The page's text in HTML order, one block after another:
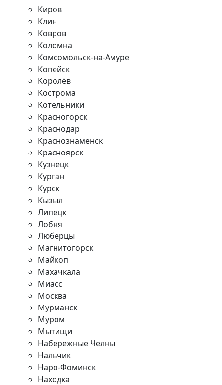
Киров
Клин
Ковров
Коломна
Комсомольск-на-Амуре
Копейск
Королёв
Кострома
Котельники
Красногорск
Краснодар
Краснознаменск
Красноярск
Кузнецк
Курган
Курск
Кызыл
Липецк
Лобня
Люберцы
Магнитогорск
Майкоп
Махачкала
Миасс
Москва
Мурманск
Муром
Мытищи
Набережные Челны
Нальчик
Наро-Фоминск
Находка